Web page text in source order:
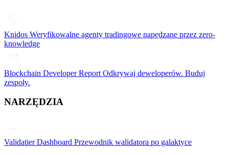
Knidos Weryfikowalne agenty tradingowe napędzane przez zero-
knowledge
Blockchain Developer Report Odkrywaj deweloperów. Buduj
zespoły.
NARZĘDZIA
Validatier Dashboard Przewodnik walidatora po galaktyce